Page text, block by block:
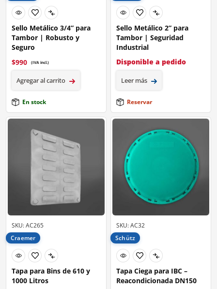
Sello Metálico 3/4” para
Tambor | Robusto y
Seguro
$990 (IVA incl.)
Agregar al carrito
En stock
Sello Metálico 2” para
Tambor | Seguridad
Industrial
Disponible a pedido
Leer más
Reservar
SKU: AC265
Craemer
Tapa para Bins de 610 y
1000 Litros
SKU: AC32
Schütz
Tapa Ciega para IBC –
Reacondicionada DN150